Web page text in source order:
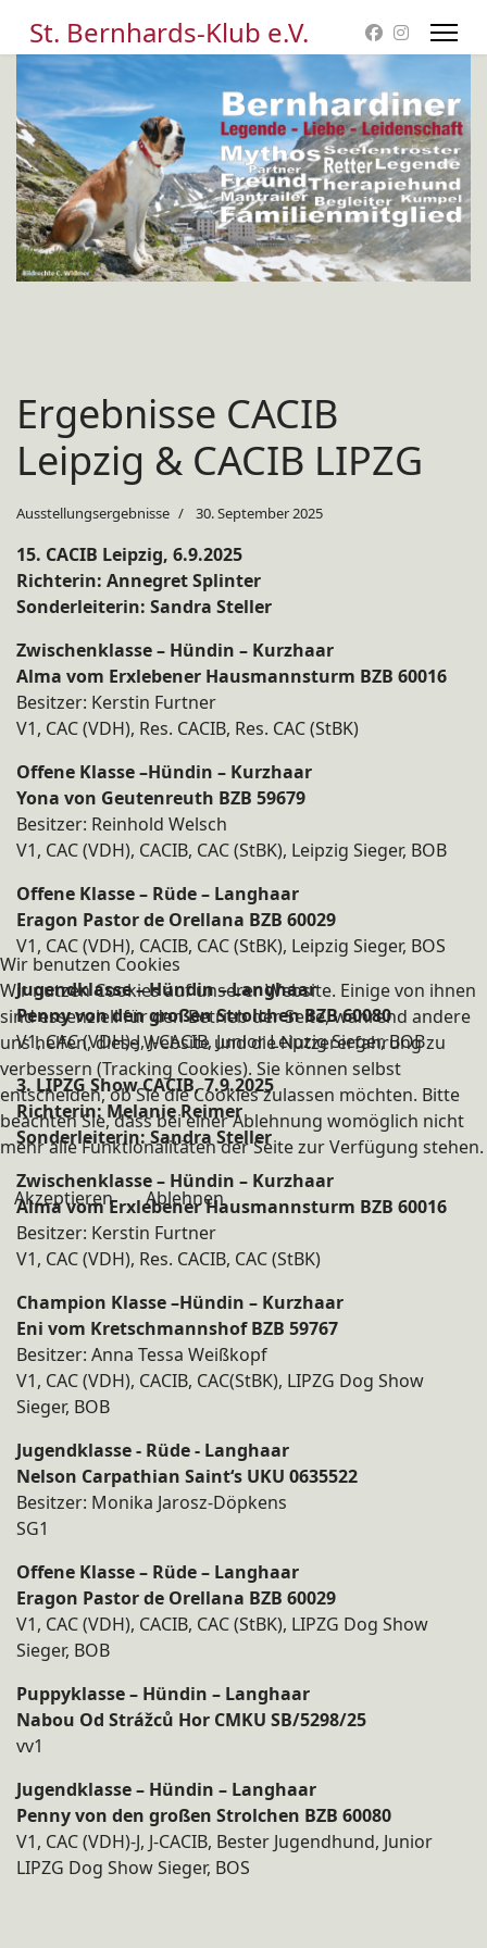
St. Bernhards-Klub e.V.
Ergebnisse CACIB
Leipzig & CACIB LIPZG
Ausstellungsergebnisse 30. September 2025
15. CACIB Leipzig, 6.9.2025
Richterin: Annegret Splinter
Sonderleiterin: Sandra Steller
Zwischenklasse – Hündin – Kurzhaar
Alma vom Erxlebener Hausmannsturm BZB 60016
Besitzer: Kerstin Furtner
V1, CAC (VDH), Res. CACIB, Res. CAC (StBK)
Offene Klasse –Hündin – Kurzhaar
Yona von Geutenreuth BZB 59679
Besitzer: Reinhold Welsch
V1, CAC (VDH), CACIB, CAC (StBK), Leipzig Sieger, BOB
Offene Klasse – Rüde – Langhaar
Eragon Pastor de Orellana BZB 60029
V1, CAC (VDH), CACIB, CAC (StBK), Leipzig Sieger, BOS
Jugendklasse – Hündin – Langhaar
Penny von den großen Strolchen BZB 60080
V1, CAC (VDH)-J, J-CACIB, Junior Leipzig Sieger, BOB
3. LIPZG Show CACIB, 7.9.2025
Richterin: Melanie Reimer
Sonderleiterin: Sandra Steller
Zwischenklasse – Hündin – Kurzhaar
Alma vom Erxlebener Hausmannsturm BZB 60016
Besitzer: Kerstin Furtner
V1, CAC (VDH), Res. CACIB, CAC (StBK)
Champion Klasse –Hündin – Kurzhaar
Eni vom Kretschmannshof BZB 59767
Besitzer: Anna Tessa Weißkopf
V1, CAC (VDH), CACIB, CAC(StBK), LIPZG Dog Show
Sieger, BOB
Jugendklasse - Rüde - Langhaar
Nelson Carpathian Saint‘s UKU 0635522
Besitzer: Monika Jarosz-Döpkens
SG1
Offene Klasse – Rüde – Langhaar
Eragon Pastor de Orellana BZB 60029
V1, CAC (VDH), CACIB, CAC (StBK), LIPZG Dog Show
Sieger, BOB
Puppyklasse – Hündin – Langhaar
Nabou Od Strážců Hor CMKU SB/5298/25
vv1
Jugendklasse – Hündin – Langhaar
Penny von den großen Strolchen BZB 60080
V1, CAC (VDH)-J, J-CACIB, Bester Jugendhund, Junior
LIPZG Dog Show Sieger, BOS
Wir benutzen Cookies
Wir nutzen Cookies auf unserer Website. Einige von ihnen
sind essenziell für den Betrieb der Seite, während andere
uns helfen, diese Website und die Nutzererfahrung zu
verbessern (Tracking Cookies). Sie können selbst
entscheiden, ob Sie die Cookies zulassen möchten. Bitte
beachten Sie, dass bei einer Ablehnung womöglich nicht
mehr alle Funktionalitäten der Seite zur Verfügung stehen.
Akzeptieren Ablehnen